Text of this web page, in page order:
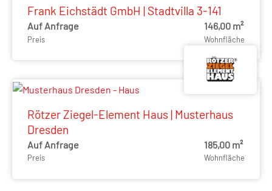
Frank Eichstädt GmbH | Stadtvilla 3-141
Auf Anfrage
Preis
146,00 m²
Wohnfläche
Rötzer Ziegel-Element Haus | Musterhaus
Dresden
Auf Anfrage
Preis
185,00 m²
Wohnfläche